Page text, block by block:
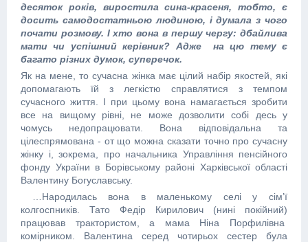
десяток років, виростила сина-красеня, тобто, є
досить самодостатньою людиною, і думала з чого
почати розмову. І хто вона в першу чергу: дбайлива
мати чи успішний керівник? Адже на цю тему є
багато різних думок, суперечок.
Як на мене, то сучасна жінка має цілий набір якостей, які
допомагають їй з легкістю справлятися з темпом
сучасного життя. І при цьому вона намагається зробити
все на вищому рівні, не може дозволити собі десь у
чомусь недопрацювати. Вона відповідальна та
цілеспрямована - от що можна сказати точно про сучасну
жінку і, зокрема, про начальника Управління пенсійного
фонду України в Борівському районі Харківської області
Валентину Богуславську.
…Народилась вона в маленькому селі у сім’ї
колгоспників. Тато Федір Кирилович (нині покійний)
працював трактористом, а мама Ніна Порфилівна
комірником. Валентина серед чотирьох сестер була